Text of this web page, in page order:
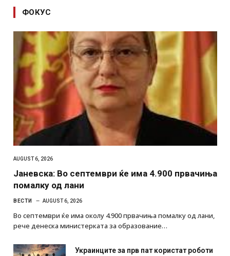
ФОКУС
AUGUST 6, 2026
Јаневска: Во септември ќе има 4.900 првачиња
помалку од лани
ВЕСТИ AUGUST 6, 2026
Во септември ќе има околу 4.900 првачиња помалку од лани,
рече денеска министерката за образование…
Украинците за прв пат користат роботи